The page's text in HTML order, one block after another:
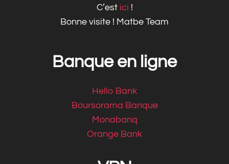
C’est ici !
Bonne visite ! Matbe Team
Banque en ligne
Hello Bank
Boursorama Banque
Monabanq
Orange Bank